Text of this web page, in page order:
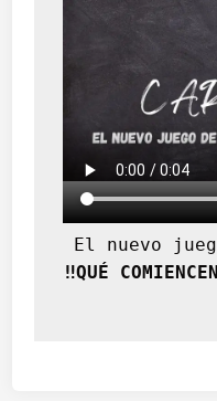
El nuevo
‼️QUÉ